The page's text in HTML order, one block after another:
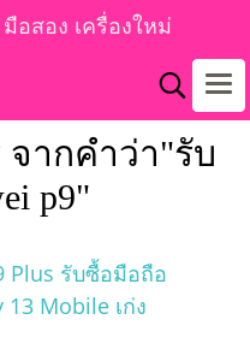
อสอง เครื่องใหม่
ากคำว่า"รับ
p9"
Plus รับซื้อมือถือ
Mobile เก่ง